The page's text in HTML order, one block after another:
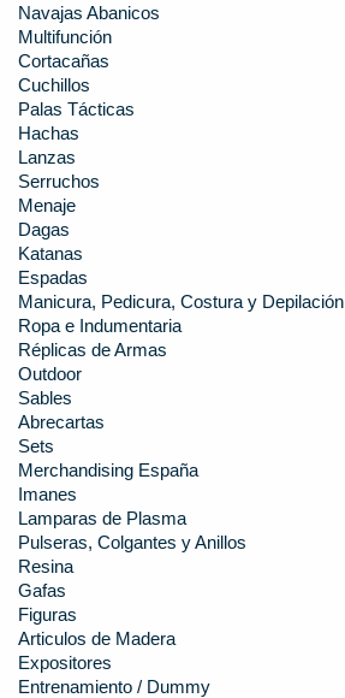
Navajas Abanicos
Multifunción
Cortacañas
Cuchillos
Palas Tácticas
Hachas
Lanzas
Serruchos
Menaje
Dagas
Katanas
Espadas
Manicura, Pedicura, Costura y Depilación
Ropa e Indumentaria
Réplicas de Armas
Outdoor
Sables
Abrecartas
Sets
Merchandising España
Imanes
Lamparas de Plasma
Pulseras, Colgantes y Anillos
Resina
Gafas
Figuras
Articulos de Madera
Expositores
Entrenamiento / Dummy